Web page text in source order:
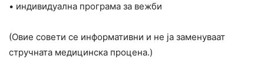
• индивидуална програма за вежби
(Овие совети се информативни и не ја заменуваат
стручната медицинска процена.)